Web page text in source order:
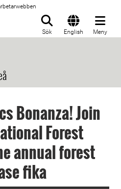
Sök English Meny
Bonanza! Join
Forest
annual forest
fika